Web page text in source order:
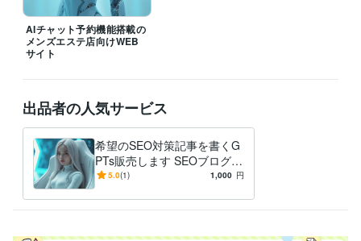
AIチャット予約機能搭載の
メンズエステ店向けWEB
サイト
出品者の人気サービス
希望のSEO対策記事を書くG
PTs販売します SEOブログが
自動で完成するGPTsを販
5.0(1) 1,000 円